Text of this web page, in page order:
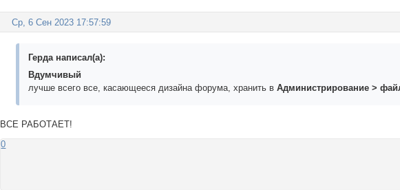
Ср, 6 Сен 2023 17:57:59
Герда написал(а):
Вдумчивый
лучше всего все, касающееся дизайна форума, хранить вАдминистрирование >
ВСЕ РАБОТАЕТ!
0